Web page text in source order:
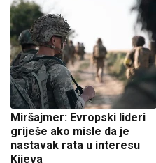
Miršajmer: Evropski lideri
griješe ako misle da je
nastavak rata u interesu
Kijeva